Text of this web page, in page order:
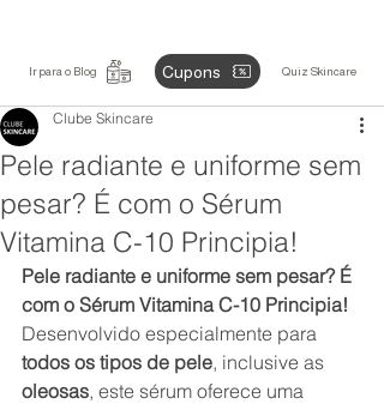
Ir para o Blog Cupons Quiz Skincare
Pele radiante e uniforme sem
pesar? É com o Sérum
Vitamina C-10 Principia!
Clube Skincare
Pele radiante e uniforme sem pesar? É
com o Sérum Vitamina C-10 Principia!
Desenvolvido especialmente para
todos os tipos de pele, inclusive as
oleosas, este sérum oferece uma